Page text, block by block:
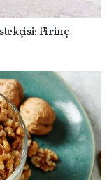
Pirinç